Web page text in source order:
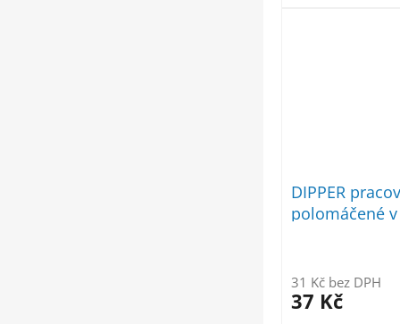
DIPPER
polomáčené
31 Kč bez DPH
37 Kč